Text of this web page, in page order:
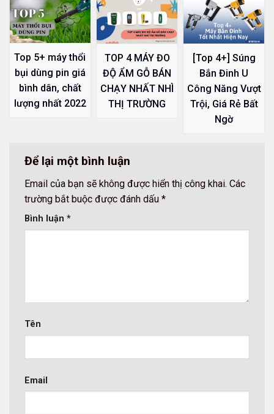
Top 5+ máy thổi
bụi dùng pin giá
bình dân, chất
lượng nhất 2022
TOP 4 MÁY ĐO
ĐỘ ẨM GỖ BÁN
CHẠY NHẤT NHÌ
THỊ TRƯỜNG
[Top 4+] Súng
Bắn Đinh U
Công Năng Vượt
Trội, Giá Rẻ Bất
Ngờ
Để lại một bình luận
Email của bạn sẽ không được hiển thị công khai. Các
trường bắt buộc được đánh dấu *
Bình luận *
Tên
Email